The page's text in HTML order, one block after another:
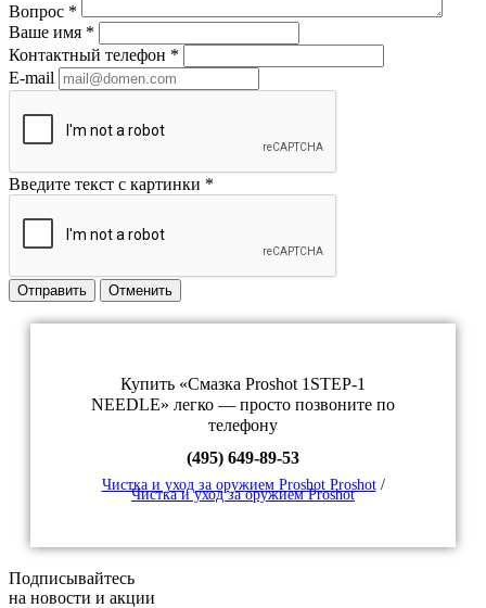
Вопрос *
Ваше имя *
Контактный телефон *
E-mail
Введите текст с картинки *
Отправить Отменить
Купить «Смазка Proshot 1STEP-1
NEEDLE» легко — просто позвоните по
телефону
(495) 649-89-53
Чистка и уход за оружием Proshot Proshot/
Чистка и уход за оружием Proshot
Подписывайтесь
на новости и акции